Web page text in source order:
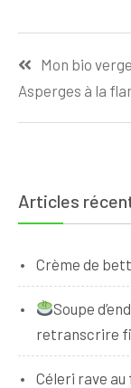
Mon bio
Asperges à la
Articles
Crème de
Soupe
retranscrire
Céleri rave au